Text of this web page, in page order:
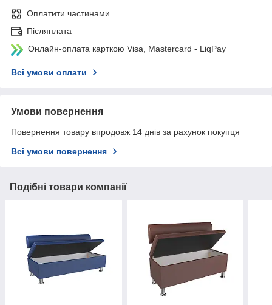
Оплатити частинами
Післяплата
Онлайн-оплата карткою Visa, Mastercard - LiqPay
Всі умови оплати
Умови повернення
Повернення товару впродовж 14 днів за рахунок покупця
Всі умови повернення
Подібні товари компанії